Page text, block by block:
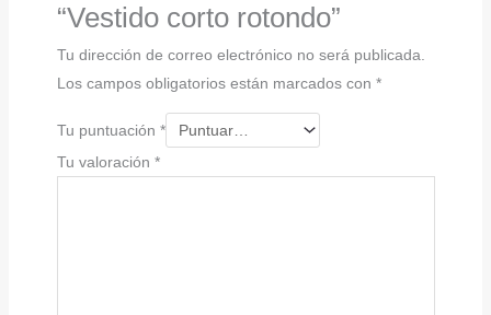
“Vestido corto rotondo”
Tu dirección de correo electrónico no será publicada.
Los campos obligatorios están marcados con *
Tu puntuación *
Tu valoración *